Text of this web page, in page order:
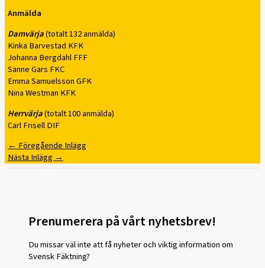
Anmälda
Damvärja(totalt 132 anmälda)
Kinka Barvestad KFK
Johanna Bergdahl FFF
Sanne Gars FKC
Emma Samuelsson GFK
Nina Westman KFK
Herrvärja(totalt 100 anmälda)
Carl Frisell DIF
← Föregående Inlägg
Nästa Inlägg →
Prenumerera på vårt nyhetsbrev!
Du missar väl inte att få nyheter och viktig information om
Svensk Fäktning?